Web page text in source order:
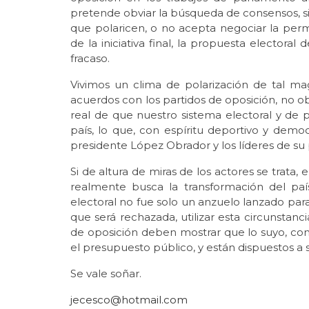
pretende obviar la búsqueda de consensos,
que polaricen, o no acepta negociar la
de la iniciativa final, la propuesta electoral
fracaso.
Vivimos un clima de polarización de tal
acuerdos con los partidos de oposición, no
real de que nuestro sistema electoral y de
país, lo que, con espíritu deportivo y
presidente López Obrador y los líderes de
Si de altura de miras de los actores se
realmente busca la transformación del
electoral no fue solo un anzuelo lanzado
que será rechazada, utilizar esta
de oposición deben mostrar que lo suyo,
el presupuesto público, y están dispuestos a
Se vale soñar.
jecesco@hotmail.com